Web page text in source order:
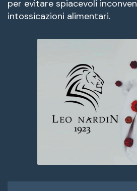
per evitare spiacevoli
intossicazioni alimentari.